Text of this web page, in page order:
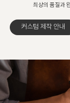
최상의 품질과
커스텀 제작 안내